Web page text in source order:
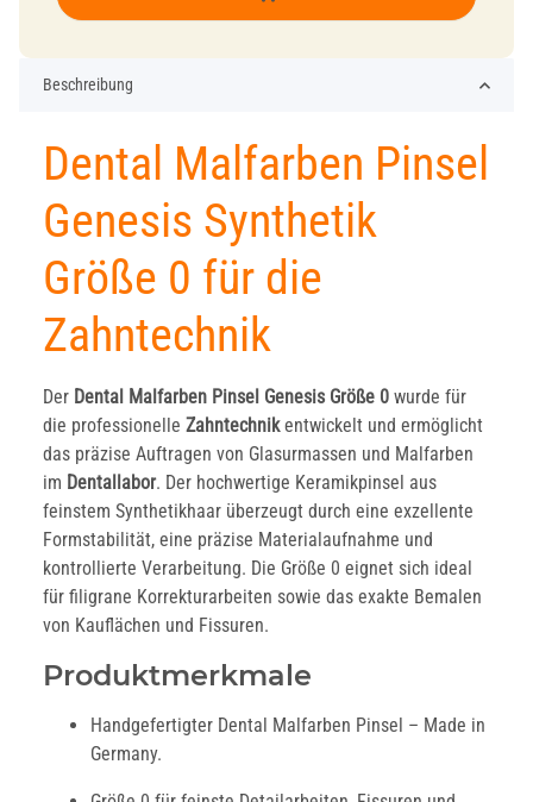
Beschreibung
Dental Malfarben Pinsel
Genesis Synthetik
Größe 0 für die
Zahntechnik
Der Dental Malfarben Pinsel Genesis Größe 0 wurde für
die professionelle Zahntechnikentwickelt und ermöglicht
das präzise Auftragen von Glasurmassen und Malfarben
im Dentallabor. Der hochwertige Keramikpinsel aus
feinstem Synthetikhaar überzeugt durch eine exzellente
Formstabilität, eine präzise Materialaufnahme und
kontrollierte Verarbeitung. Die Größe 0 eignet sich ideal
für filigrane Korrekturarbeiten sowie das exakte Bemalen
von Kauflächen und Fissuren.
Produktmerkmale
Handgefertigter Dental Malfarben Pinsel – Made in
Germany.